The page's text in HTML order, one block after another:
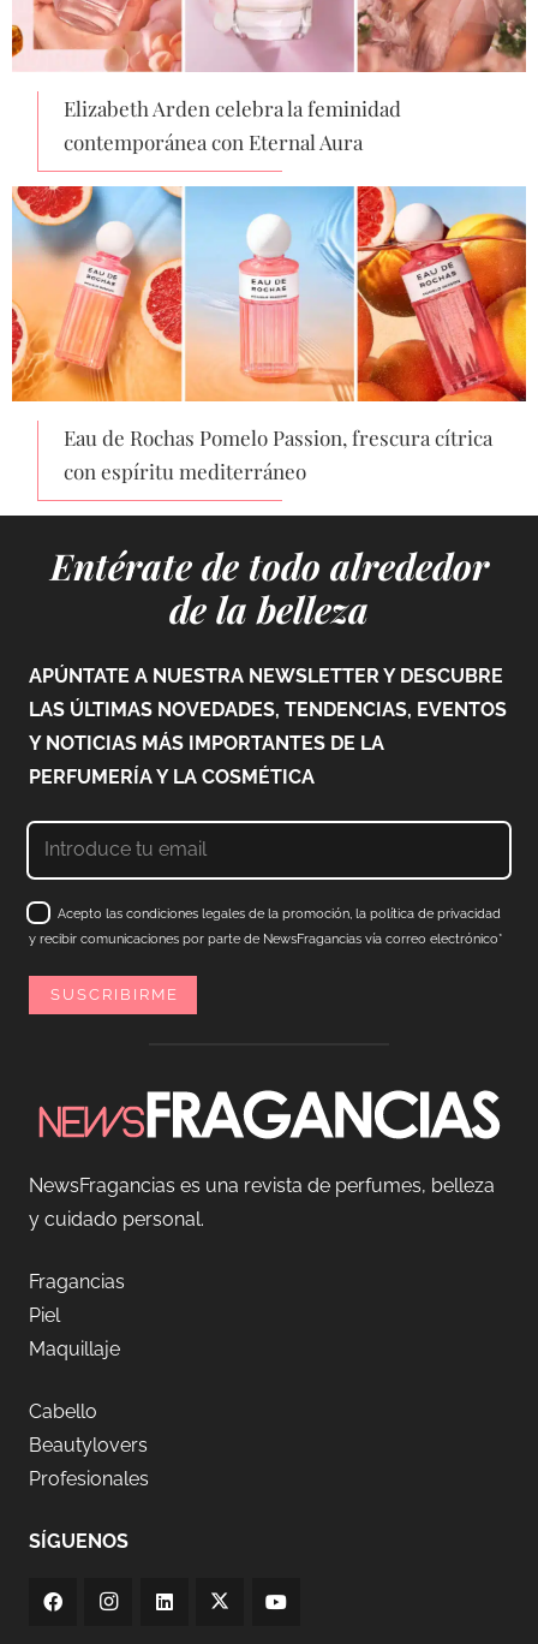
Elizabeth Arden celebra la feminidad
contemporánea con Eternal Aura
Eau de Rochas Pomelo Passion, frescura cítrica
con espíritu mediterráneo
Entérate de todo alrededor
de la belleza
APÚNTATE A NUESTRA NEWSLETTER Y DESCUBRE
LAS ÚLTIMAS NOVEDADES, TENDENCIAS, EVENTOS
Y NOTICIAS MÁS IMPORTANTES DE LA
PERFUMERÍA Y LA COSMÉTICA
Acepto las condiciones legales de la promoción, la política de privacidad
y recibir comunicaciones por parte de NewsFragancias vía correo electrónico*
NewsFragancias es una revista de perfumes, belleza
y cuidado personal.
Fragancias
Piel
Maquillaje
Cabello
Beautylovers
Profesionales
SÍGUENOS